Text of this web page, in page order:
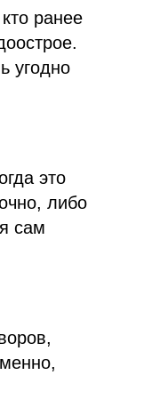
ранее
угодно
это
либо
сам